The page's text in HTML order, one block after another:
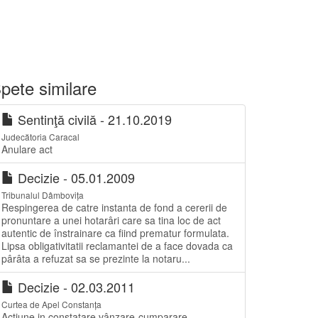
similare
Sentinţă civilă - 21.10.2019
Judecătoria Caracal
Anulare act
Decizie - 05.01.2009
Tribunalul Dâmbovița
Respingerea de catre instanta de fond a cererii de
pronuntare a unei hotarâri care sa tina loc de act
autentic de înstrainare ca fiind prematur formulata.
Lipsa obligativitatii reclamantei de a face dovada ca
pârâta a refuzat sa se prezinte la notaru...
Decizie - 02.03.2011
Curtea de Apel Constanța